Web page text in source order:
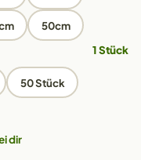
50cm
1 Stück
50 Stück
dir